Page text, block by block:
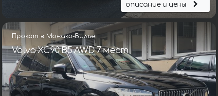
описание и цены
Прокат в Монако-Вилье
Volvo XC90 B5 AWD 7 мест